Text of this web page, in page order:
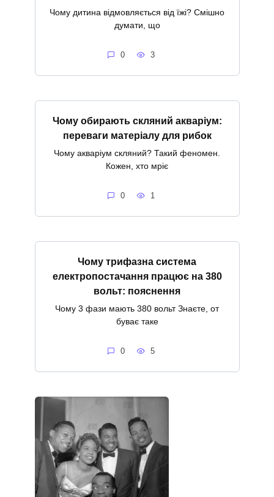
Чому дитина відмовляється від їжі? Смішно
думати, що
0 3
Чому обирають скляний акваріум:
переваги матеріалу для рибок
Чому акваріум скляний? Такий феномен.
Кожен, хто мріє
0 1
Чому трифазна система
електропостачання працює на 380
вольт: пояснення
Чому 3 фази мають 380 вольт Знаєте, от
буває таке
0 5